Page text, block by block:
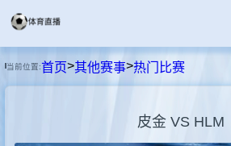
首页
足球
当前位置:首页>其他赛事>热门比赛
皮金 VS HLM